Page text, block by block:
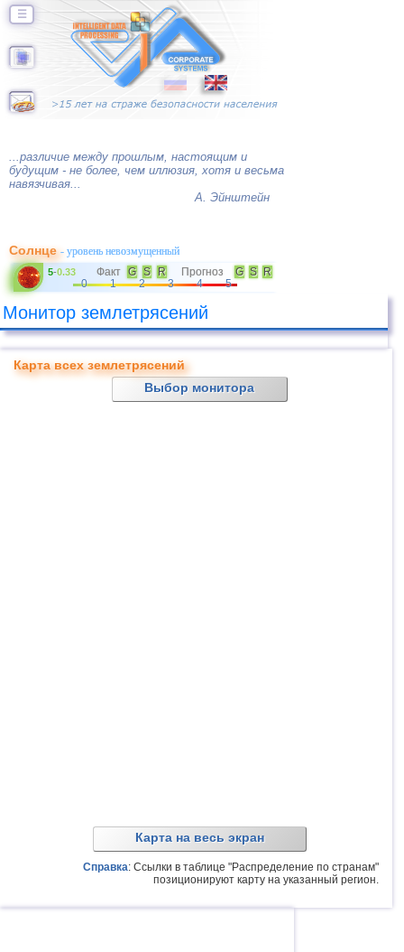
☰
...различие между прошлым, настоящим и
будущим - не более, чем иллюзия, хотя и весьма
навязчивая...
А. Эйнштейн
Солнце- уровень невозмущенный
5-0.33 Факт G S R Прогноз G S
R
0
1 2 3 4 5
Монитор землетрясений
Карта всех землетрясений
Выбор монитора
Карта на весь экран
Справка: Ссылки в таблице "Распределение по странам"
позиционируют карту на указанный регион.